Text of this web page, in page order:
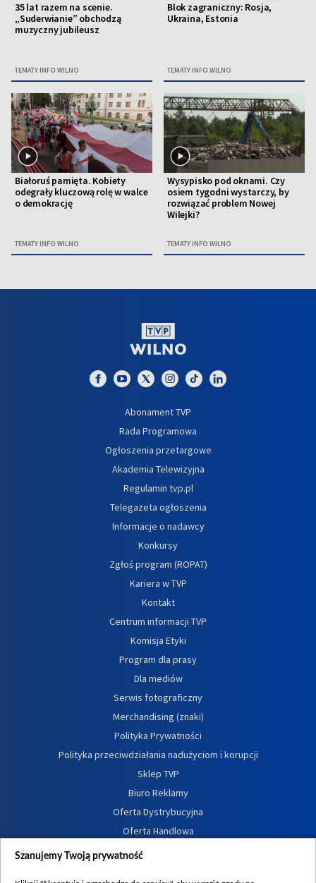
35 lat razem na scenie.
„Suderwianie” obchodzą
muzyczny jubileusz
TEMATY INFO WILNO
Blok zagraniczny: Rosja,
Ukraina, Estonia
TEMATY INFO WILNO
Białoruś pamięta. Kobiety
odegrały kluczową rolę w walce
o demokrację
TEMATY INFO WILNO
Wysypisko pod oknami. Czy
osiem tygodni wystarczy, by
rozwiązać problem Nowej
Wilejki?
TEMATY INFO WILNO
Abonament TVP
Rada Programowa
Ogłoszenia przetargowe
Akademia Telewizyjna
Regulamin tvp.pl
Telegazeta ogłoszenia
Informacje o nadawcy
Konkursy
Zgłoś program (ROPAT)
Kariera w TVP
Kontakt
Centrum informacji TVP
Komisja Etyki
Program dla prasy
Dla mediów
Serwis fotograficzny
Merchandising (znaki)
Polityka Prywatności
Polityka przeciwdziałania nadużyciom i korupcji
Sklep TVP
Biuro Reklamy
Oferta Dystrybucyjna
Oferta Handlowa
Dostępność
Szanujemy Twoją prywatność